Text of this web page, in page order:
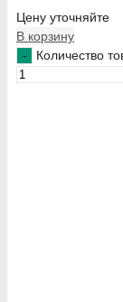
Цену уточняйте
В корзину
Количество